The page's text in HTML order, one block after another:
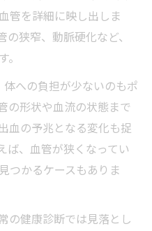
管を詳細に映し出しま
狭窄、動脈硬化など、
体への負担が少ないのもポ
の形状や血流の状態まで
血の予兆となる変化も捉
ば、血管が狭くなってい
つかるケースもありま
の健康診断では見落とし